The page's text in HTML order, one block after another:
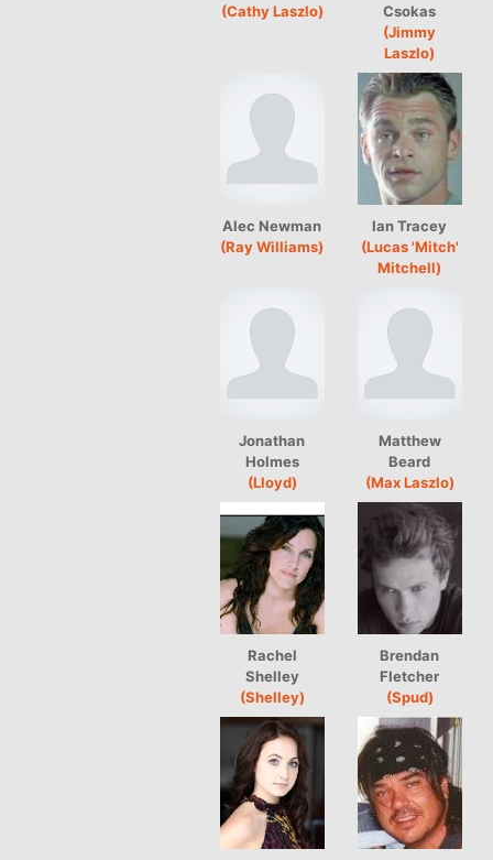
(Cathy Laszlo)
Csokas
(Jimmy
Laszlo)
Alec Newman
(Ray Williams)
Ian Tracey
(Lucas 'Mitch'
Mitchell)
Jonathan
Holmes
(Lloyd)
Matthew
Beard
(Max Laszlo)
Rachel
Shelley
(Shelley)
Brendan
Fletcher
(Spud)